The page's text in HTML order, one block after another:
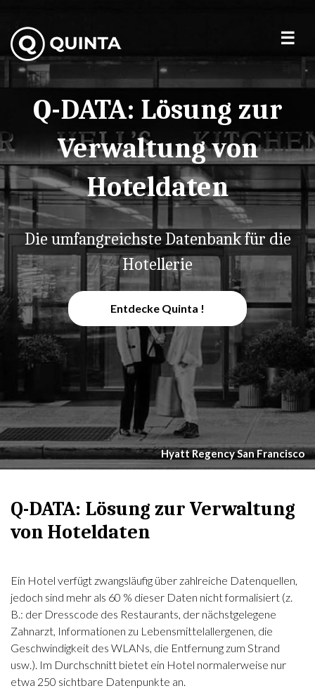
Q-DATA: Lösung zur
Verwaltung von
Hoteldaten
Die umfangreichste Datenbank für die
Hotellerie
Entdecke Quinta !
Hyatt Regency San Francisco
Q-DATA: Lösung zur Verwaltung
von Hoteldaten
Ein Hotel verfügt zwangsläufig über zahlreiche Datenquellen,
jedoch sind mehr als 60 % dieser Daten nicht formalisiert (z.
B.: der Dresscode des Restaurants, der nächstgelegene
Zahnarzt, Informationen zu Lebensmittelallergenen, die
Geschwindigkeit des WLANs, die Entfernung zum Strand
usw.). Im Durchschnitt bietet ein Hotel normalerweise nur
etwa 250 sichtbare Datenpunkte an.